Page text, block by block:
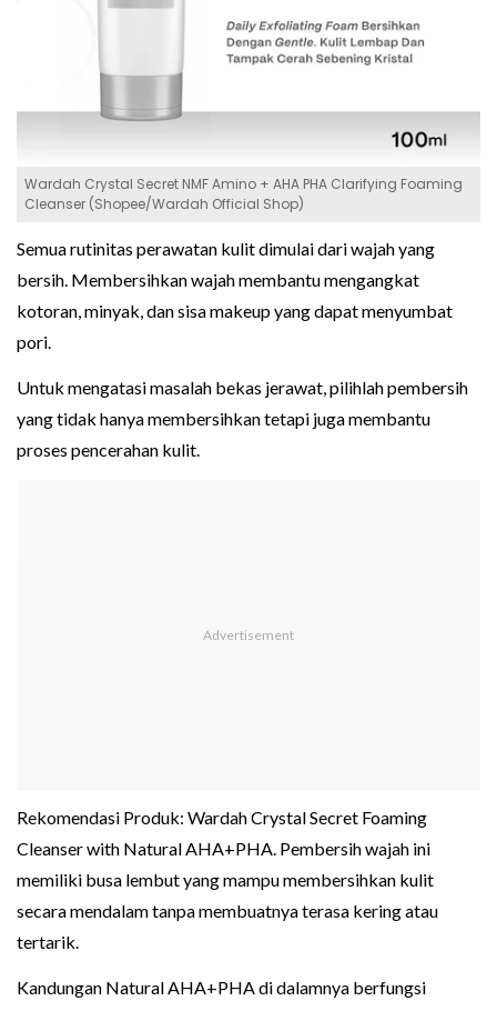
Wardah Crystal Secret NMF Amino + AHA PHA Clarifying Foaming
Cleanser (Shopee/Wardah Official Shop)
Semua rutinitas perawatan kulit dimulai dari wajah yang
bersih. Membersihkan wajah membantu mengangkat
kotoran, minyak, dan sisa makeup yang dapat menyumbat
pori.
Untuk mengatasi masalah bekas jerawat, pilihlah pembersih
yang tidak hanya membersihkan tetapi juga membantu
proses pencerahan kulit.
Rekomendasi Produk: Wardah Crystal Secret Foaming
Cleanser with Natural AHA+PHA. Pembersih wajah ini
memiliki busa lembut yang mampu membersihkan kulit
secara mendalam tanpa membuatnya terasa kering atau
tertarik.
Kandungan Natural AHA+PHA di dalamnya berfungsi